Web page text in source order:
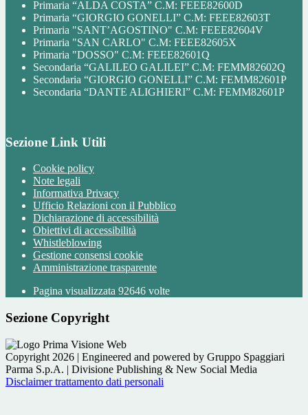
Primaria “ALDA COSTA” C.M: FEEE82600D
Primaria “GIORGIO GONELLI” C.M: FEEE82603T
Primaria "SANT’AGOSTINO" C.M: FEEE82604V
Primaria "SAN CARLO" C.M: FEEE82605X
Primaria "DOSSO" C.M: FEEE82601Q
Secondaria “GALILEO GALILEI” C.M: FEMM82602Q
Secondaria “GIORGIO GONELLI” C.M: FEMM82601P
Secondaria “DANTE ALIGHIERI” C.M: FEMM82601P
Sezione Link Utili
Cookie policy
Note legali
Informativa Privacy
Ufficio Relazioni con il Pubblico
Dichiarazione di accessibilità
Obiettivi di accessibilità
Whistleblowing
Gestione consensi cookie
Amministrazione trasparente
Pagina visualizzata 92646 volte
Sezione Copyright
Copyright 2026 | Engineered and powered by Gruppo Spaggiari
Parma S.p.A. | Divisione Publishing & New Social Media
Disclaimer trattamento dati personali